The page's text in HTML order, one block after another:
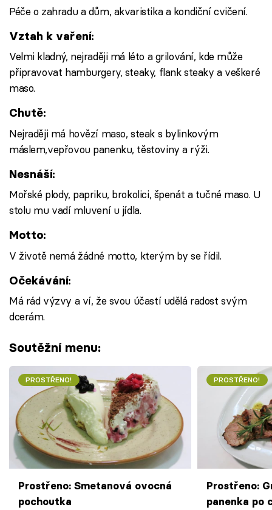
Péče o zahradu a dům, akvaristika a kondiční cvičení.
Vztah k vaření:
Velmi kladný, nejraději má léto a grilování, kde může
připravovat hamburgery, steaky, flank steaky a veškeré
maso.
Chutě:
Nejraději má hovězí maso, steak s bylinkovým
máslem,vepřovou panenku, těstoviny a rýži.
Nesnáší:
Mořské plody, papriku, brokolici, špenát a tučné maso. U
stolu mu vadí mluvení u jídla.
Motto:
V životě nemá žádné motto, kterým by se řídil.
Očekávání:
Má rád výzvy a ví, že svou účastí udělá radost svým
dcerám.
Soutěžní menu:
PROSTŘENO!
Prostřeno: Smetanová ovocná
pochoutka
PROSTŘENO!
Prostřeno:
panenka po